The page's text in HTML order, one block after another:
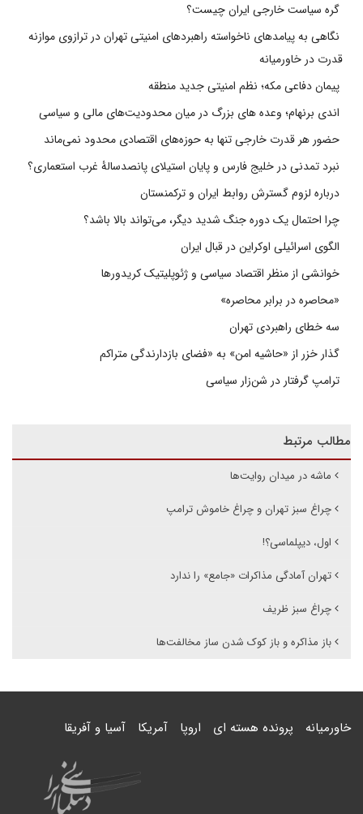
گره سیاست خارجی ایران چیست؟
نگاهی به پیامدهای ناخواسته راهبردهای امنیتی تهران در ترازوی موازنه
قدرت در خاورمیانه
پیمان دفاعی مکه؛ نظم امنیتی جدید منطقه
اندی برنهام؛ وعده های بزرگ در میان محدودیت‌های مالی و سیاسی
حضور هر قدرت خارجی تنها به حوزه‌های اقتصادی محدود نمی‌ماند
نبرد تمدنی در خلیج فارس و پایان استیلای پانصدسالۀ غرب استعماری؟
درباره لزوم گسترش روابط ایران و ترکمنستان
چرا احتمال یک دوره جنگ شدید دیگر، می‌تواند بالا باشد؟
الگوی اسرائیلی اوکراین در قبال ایران
خوانشی از منظر اقتصاد سیاسی و ژئوپلیتیک کریدورها
«محاصره در برابر محاصره»
سه خطای راهبردی تهران
گذار خزر از «حاشیه امن» به «فضای بازدارندگی متراکم
ترامپ گرفتار در شن‌زار سیاسی
مطالب مرتبط
ماشه در میدان روایت‌ها
چراغ سبز تهران و چراغ خاموش ترامپ
اول، دیپلماسی؟!
تهران آمادگی مذاکرات «جامع» را ندارد
چراغ سبز ظریف
باز مذاکره و باز کوک شدن ساز مخالفت‌ها
خاورمیانه پرونده هسته ای اروپا آمریکا آسیا و آفریقا